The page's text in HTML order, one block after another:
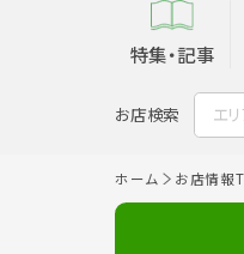
特集・記事
お店検索 エ
ホーム お店情報